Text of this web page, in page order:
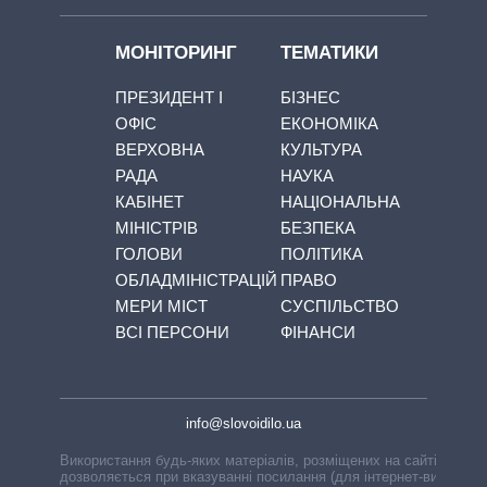
МОНІТОРИНГ
ПРЕЗИДЕНТ І
ОФІС
ВЕРХОВНА
РАДА
КАБІНЕТ
МІНІСТРІВ
ГОЛОВИ
ОБЛАДМІНІСТРАЦІЙ
МЕРИ МІСТ
ВСІ ПЕРСОНИ
ТЕМАТИКИ
БІЗНЕС
ЕКОНОМІКА
КУЛЬТУРА
НАУКА
НАЦІОНАЛЬНА
БЕЗПЕКА
ПОЛІТИКА
ПРАВО
СУСПІЛЬСТВО
ФІНАНСИ
info@slovoidilo.ua
Використання будь-яких матеріалів, розміщених на сайті,
дозволяється при вказуванні посилання (для інтернет-видань